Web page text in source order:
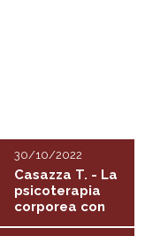
30/10/2022
Casazza T. - La
psicoterapia
corporea con
le...